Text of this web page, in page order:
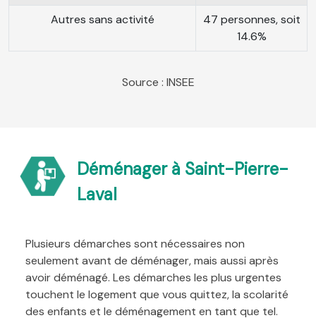
Autres sans activité
47 personnes, soit
14.6%
Source : INSEE
Déménager à Saint-Pierre-
Laval
Plusieurs démarches sont nécessaires non
seulement avant de déménager, mais aussi après
avoir déménagé. Les démarches les plus urgentes
touchent le logement que vous quittez, la scolarité
des enfants et le déménagement en tant que tel.